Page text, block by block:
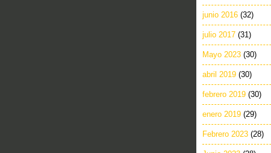
junio 2016 (32)
julio 2017 (31)
Mayo 2023 (30)
abril 2019 (30)
febrero 2019 (30)
enero 2019 (29)
Febrero 2023 (28)